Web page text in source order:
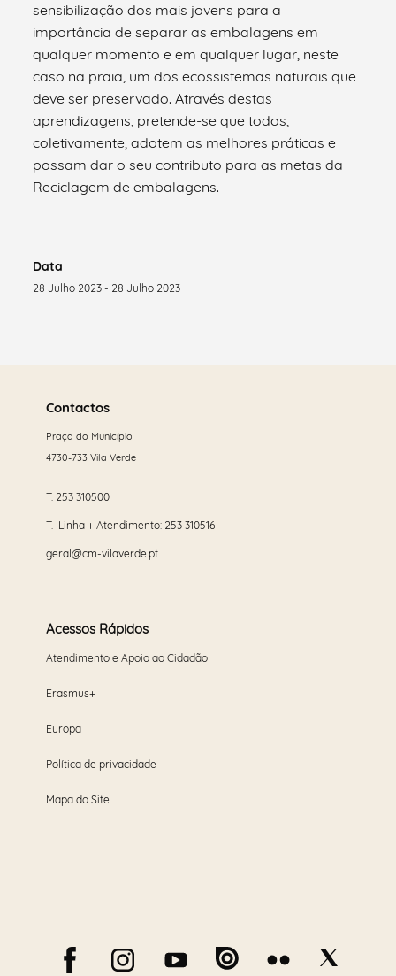
sensibilização dos mais jovens para a
importância de separar as embalagens em
qualquer momento e em qualquer lugar, neste
caso na praia, um dos ecossistemas naturais que
deve ser preservado. Através destas
aprendizagens, pretende-se que todos,
coletivamente, adotem as melhores práticas e
possam dar o seu contributo para as metas da
Reciclagem de embalagens.
Data
28 Julho 2023 - 28 Julho 2023
maisContactos
Praça do Município
4730-733 Vila Verde
T. 253 310500
T. Linha + Atendimento: 253 310516
geral@cm-vilaverde.pt
Acessos Rápidos
Atendimento e Apoio ao Cidadão
Erasmus+
Europa
Política de privacidade
Mapa do Site